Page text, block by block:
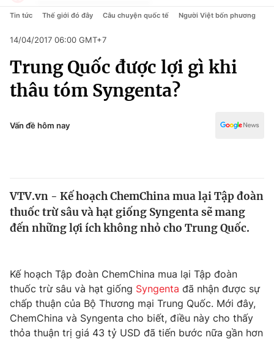
Chuyên mục
Chính trị
Thế giới
Thế giới đó đây
Câu chuyện quốc tế
Tài chính
Thị trường
Góc doanh nghiệp
Dữ liệu và đời sống
Truyền hình
Chính trị
Pháp luật
Kinh tế
Thể thao
Truyền hình
Y tế
Tin tức Thế giới đó đây Câu chuyện quốc tế Người Việt bốn phương
14/04/2017 06:00 GMT+7
Trung Quốc được lợi gì khi
thâu tóm Syngenta?
Vấn đề hôm nay
VTV.vn - Kế hoạch ChemChina mua lại Tập đoàn
thuốc trừ sâu và hạt giống Syngenta sẽ mang
đến những lợi ích không nhỏ cho Trung Quốc.
Kế hoạch Tập đoàn ChemChina mua lại Tập đoàn
thuốc trừ sâu và hạt giống Syngenta đã nhận được sự
chấp thuận của Bộ Thương mại Trung Quốc. Mới đây,
ChemChina và Syngenta cho biết, điều này cho thấy
thỏa thuận trị giá 43 tỷ USD đã tiến bước nữa gần hơn